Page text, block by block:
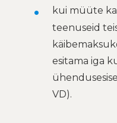
kui müüte
teenuseid
esitama iga
VD).